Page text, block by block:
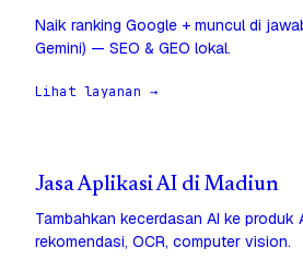
Naik ranking Google + muncul di
Gemini) — SEO & GEO lokal.
Lihat layanan →
Jasa Aplikasi AI di Madiun
Tambahkan kecerdasan AI ke produk
rekomendasi, OCR, computer vision.